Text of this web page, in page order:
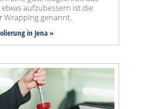
aufzubessern ist die
Wrapping genannt.
in Jena »